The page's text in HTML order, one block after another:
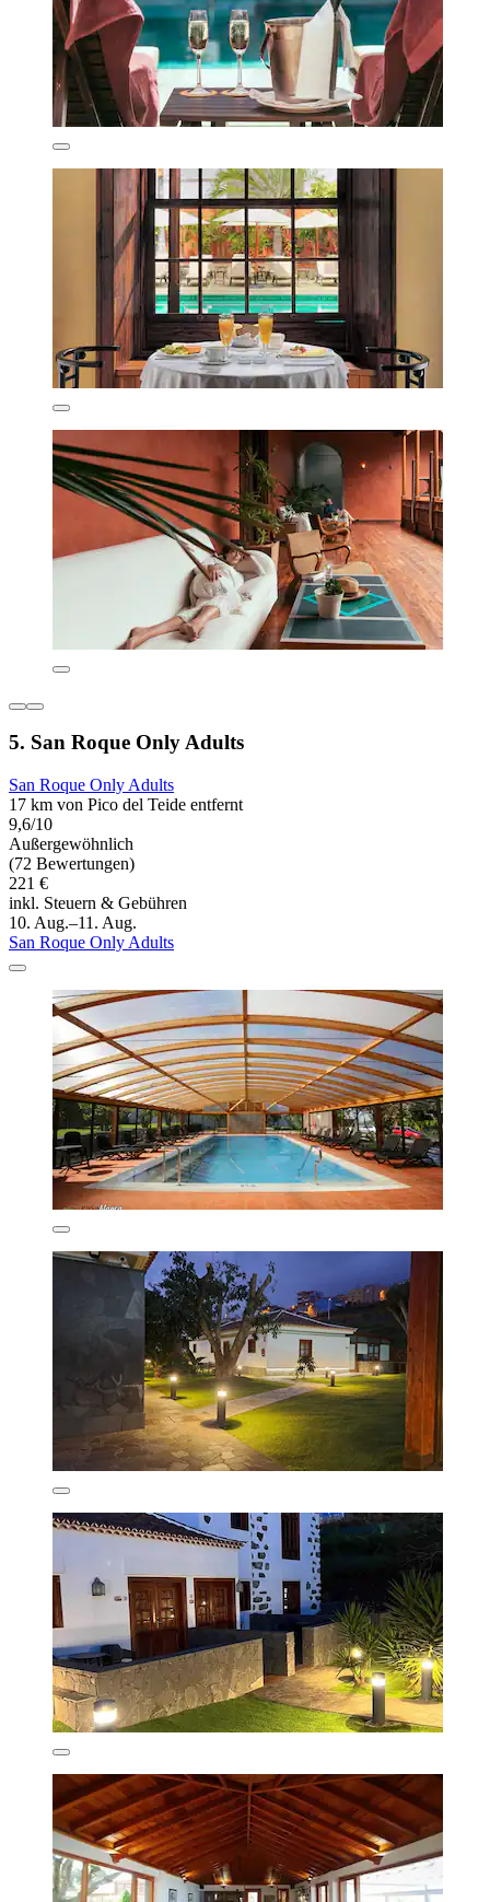
5. San Roque Only Adults
San Roque Only Adults
17 km von Pico del Teide entfernt
9,6/10
Außergewöhnlich
(72 Bewertungen)
221 €
inkl. Steuern & Gebühren
10. Aug.–11. Aug.
San Roque Only Adults